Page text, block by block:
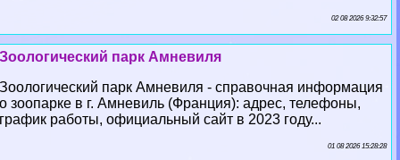
02 08 2026 9:32:57
Зоологический парк Амневиля
Зоологический парк Амневиля - справочная информация
о зоопарке в г. Амневиль (Франция): адрес, телефоны,
график работы, официальный сайт в 2023 году...
01 08 2026 15:28:28